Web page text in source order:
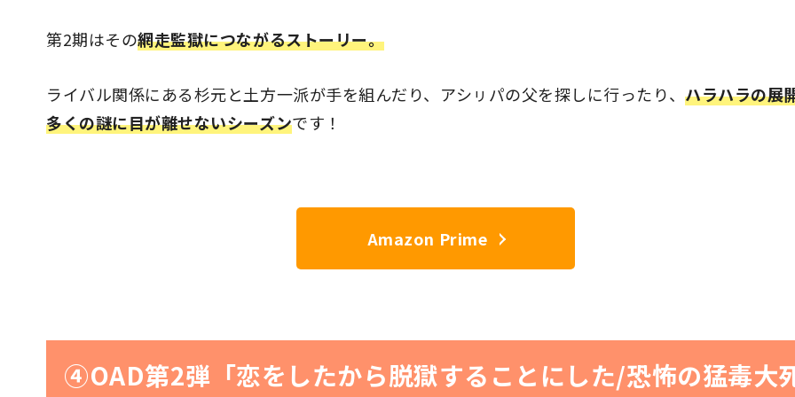
第2期はその網走監獄につながるストーリー。
ライバル関係にある杉元と土方一派が手を組んだり、アシㇼパの父を探しに行ったり、ハラハラの展
多くの謎に目が離せないシーズンです！
Amazon Prime
④OAD第2弾「恋をしたから脱獄することにした/恐怖の猛毒大